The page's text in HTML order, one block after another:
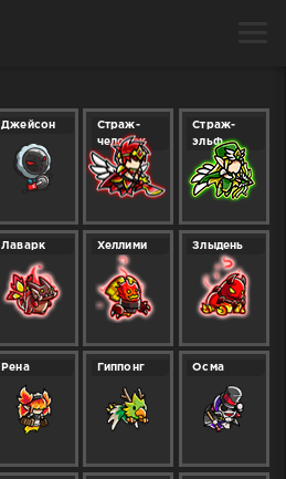
Джейсон
Страж-
человек
Страж-
эльф
Лаварк Хеллими Злыдень
Рена Гиппонг Осма